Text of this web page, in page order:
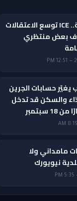
حتى في الرحلات الداخلية.. ICE توسع الاعتقالات
بعض منتظري
يغيّر حسابات الجرين
والسكن قد تدخل
مامداني ولا
نيويورك